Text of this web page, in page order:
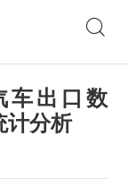
车出口数
计分析